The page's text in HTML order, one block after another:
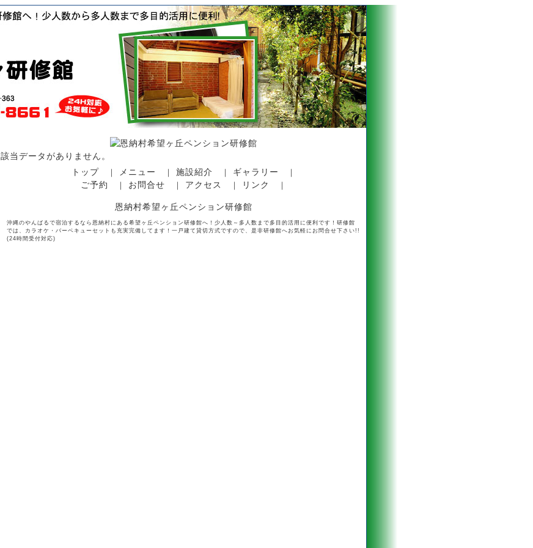
該当データがありません。
トップ ｜ メニュー ｜ 施設紹介 ｜ ギャラリー ｜
ご予約 ｜ お問合せ ｜ アクセス ｜ リンク ｜
恩納村希望ヶ丘ペンション研修館
沖縄のやんばるで宿泊するなら恩納村にある希望ヶ丘ペンション研修館へ！少人数～多人数まで多目的活用に便利です！研修館
では、カラオケ・バーベキューセットも充実完備してます！一戸建て貸切方式ですので、是非研修館へお気軽にお問合せ下さい!!
(24時間受付対応)